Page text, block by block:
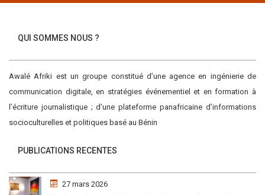
QUI SOMMES NOUS ?
Awalé Afriki est un groupe constitué d’une agence en ingénierie de
communication digitale, en stratégies événementiel et en formation à
l’écriture journalistique ; d’une plateforme panafricaine d’informations
socioculturelles et politiques basé au Bénin
PUBLICATIONS RECENTES
27 mars 2026